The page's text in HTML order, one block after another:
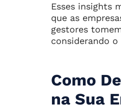
Esses insights
que as
gestores
considerando
Como
na Sua